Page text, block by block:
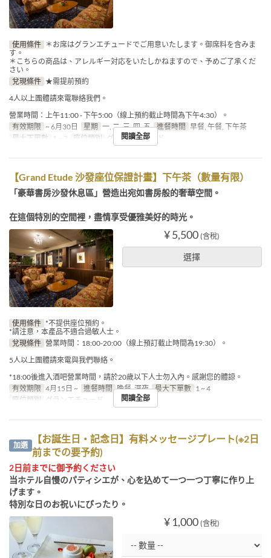
使用條件
＊お席はグランエチュードでご用意いたします。御席料を含みま
す。
＊こちらの商品は、アレルギー対応をいたしかねますので、予めご了承くだ
さい。
兌現條件 ★需提前預約
4人以上團體請來電聯絡我們。
營業時間：上午11:00 - 下午5:00（線上預約截止時間為下午4:30）。
有效期限 ~ 6月30日 星期 一, 二, 三, 四, 五 進餐時間 早餐, 午餐, 下午茶
最大下單數
1 ~ 3 座位類別 グランエチュード
閱讀全部
【Grand Etude 沙發座位保證計畫】下午茶（數量有限）
「豪華書房沙發休息區」營造出宛如書房般的奢華空間。
在這個特別的空間裡，盡情享受優雅美好的時光。
¥ 5,500 (含稅)
選擇
使用條件 *不提供座位預約。
*請注意，本產品不適合過敏人士。
兌現條件 營業時間：18:00-20:00（線上預訂截止時間為19:30）。
5人以上團體請來電與我們聯絡。
*18:00後進入酒吧營業時間，請於20歲以下人士勿入內。感謝您的體諒。
有效期限 4月15日 ~ 進餐時間 晚餐, 深夜 最大下單數 1 ~ 4
座位類別
グランエチュード 閱讀全部
加選
【お誕生日・記念日】有料メッセージプレート(※2日
前までの要予約)
2日前までに御予約ください
当ホテル自慢のパティシエが、心を込めて一つ一つ丁寧に作り上
げます。
特別な日のお祝いにぴったり。
¥ 1,000 (含稅)